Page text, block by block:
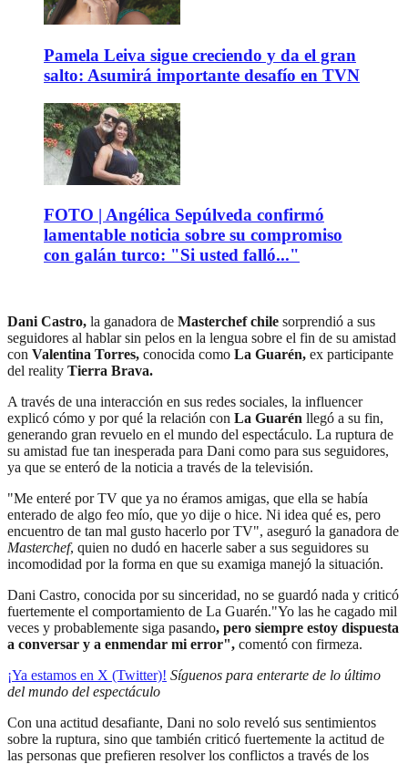
Pamela Leiva sigue creciendo y da el gran
salto: Asumirá importante desafío en TVN
FOTO | Angélica Sepúlveda confirmó
lamentable noticia sobre su compromiso
con galán turco: "Si usted falló..."
Dani Castro, la ganadora de Masterchef chile sorprendió a sus
seguidores al hablar sin pelos en la lengua sobre el fin de su amistad
con Valentina Torres, conocida como La Guarén, ex participante
del reality Tierra Brava.
A través de una interacción en sus redes sociales, la influencer
explicó cómo y por qué la relación con La Guarén llegó a su fin,
generando gran revuelo en el mundo del espectáculo. La ruptura de
su amistad fue tan inesperada para Dani como para sus seguidores,
ya que se enteró de la noticia a través de la televisión.
"Me enteré por TV que ya no éramos amigas, que ella se había
enterado de algo feo mío, que yo dije o hice. Ni idea qué es, pero
encuentro de tan mal gusto hacerlo por TV", aseguró la ganadora de
Masterchef, quien no dudó en hacerle saber a sus seguidores su
incomodidad por la forma en que su examiga manejó la situación.
Dani Castro, conocida por su sinceridad, no se guardó nada y criticó
fuertemente el comportamiento de La Guarén."Yo las he cagado mil
veces y probablemente siga pasando, pero siempre estoy dispuesta
a conversar y a enmendar mi error", comentó con firmeza.
¡Ya estamos en X (Twitter)! Síguenos para enterarte de lo último
del mundo del espectáculo
Con una actitud desafiante, Dani no solo reveló sus sentimientos
sobre la ruptura, sino que también criticó fuertemente la actitud de
las personas que prefieren resolver los conflictos a través de los